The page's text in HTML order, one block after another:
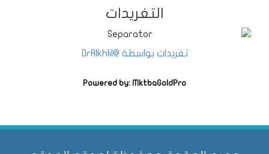
التغريدات
تغريدات بواسطة @DrAlkhlil
Powered by: MktbaGoldPro